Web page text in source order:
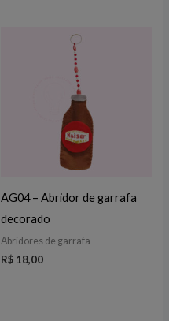
AG04 – Abridor de garrafa
decorado
Abridores de garrafa
R$ 18,00